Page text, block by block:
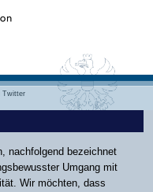
Twitter
nachfolgend bezeichnet
Umgang mit
Wir möchten, dass